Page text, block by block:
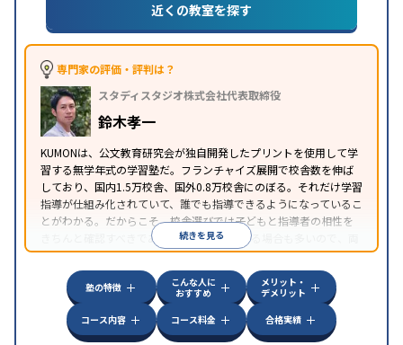
近くの教室を探す
専門家の評価・評判は？
スタディスタジオ株式会社代表取締役
鈴木孝一
KUMONは、公文教育研究会が独自開発したプリントを使用して学
習する無学年式の学習塾だ。フランチャイズ展開で校舎数を伸ば
しており、国内1.5万校舎、国外0.8万校舎にのぼる。それだけ学習
指導が仕組み化されていて、誰でも指導できるようになっているこ
とがわかる。だからこそ、校舎選びでは子どもと指導者の相性を
きちんと確認すべきである。近所に2校舎ある場合も多いので、両
方見学してみることをオススメする。
続きを見る
塾の特徴
こんな人に
おすすめ
メリット・
デメリット
コース内容
コース料金 合格実績